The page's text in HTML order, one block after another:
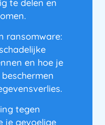
te delen en
ransomware:
en hoe je
tegen
je gevoelige